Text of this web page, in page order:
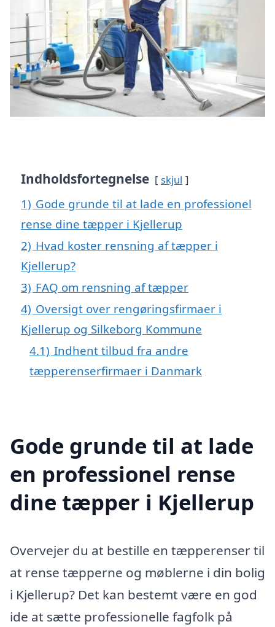
Indholdsfortegnelse skjul
1) Gode grunde til at lade en professionel
rense dine tæpper i Kjellerup
2) Hvad koster rensning af tæpper i
Kjellerup?
3) FAQ om rensning af tæpper
4) Oversigt over rengøringsfirmaer i
Kjellerup og Silkeborg Kommune
4.1) Indhent tilbud fra andre
tæpperenserfirmaer i Danmark
Gode grunde til at lade
en professionel rense
dine tæpper i Kjellerup
Overvejer du at bestille en tæpperenser til
at rense tæpperne og møblerne i din bolig
i Kjellerup? Det kan bestemt være en god
ide at sætte professionelle fagfolk på